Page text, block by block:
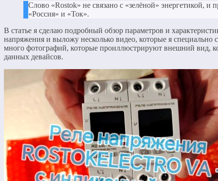
Слово «Rostok» не связано с «зелёной» энергетикой, и
«Россия» и «Ток».
В статье я сделаю подробный обзор параметров и
напряжения и выложу несколько видео, которые я специально
много фотографий, которые проиллюстрируют внешний вид,
данных девайсов.